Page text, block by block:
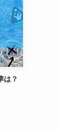
は？